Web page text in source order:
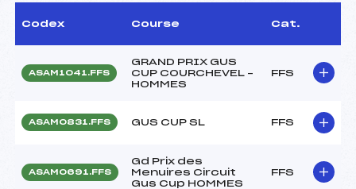
Codex Course Cat.
ASAM1041.FFS
GRAND PRIX GUS
CUP COURCHEVEL –
HOMMES
FFS
ASAM0831.FFS GUS CUP SL FFS
ASAM0691.FFS
Gd Prix des
Menuires Circuit
Gus Cup HOMMES
FFS